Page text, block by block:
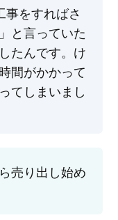
をすればさ
と言っていた
たんです。け
間がかかって
てしまいまし
売り出し始め